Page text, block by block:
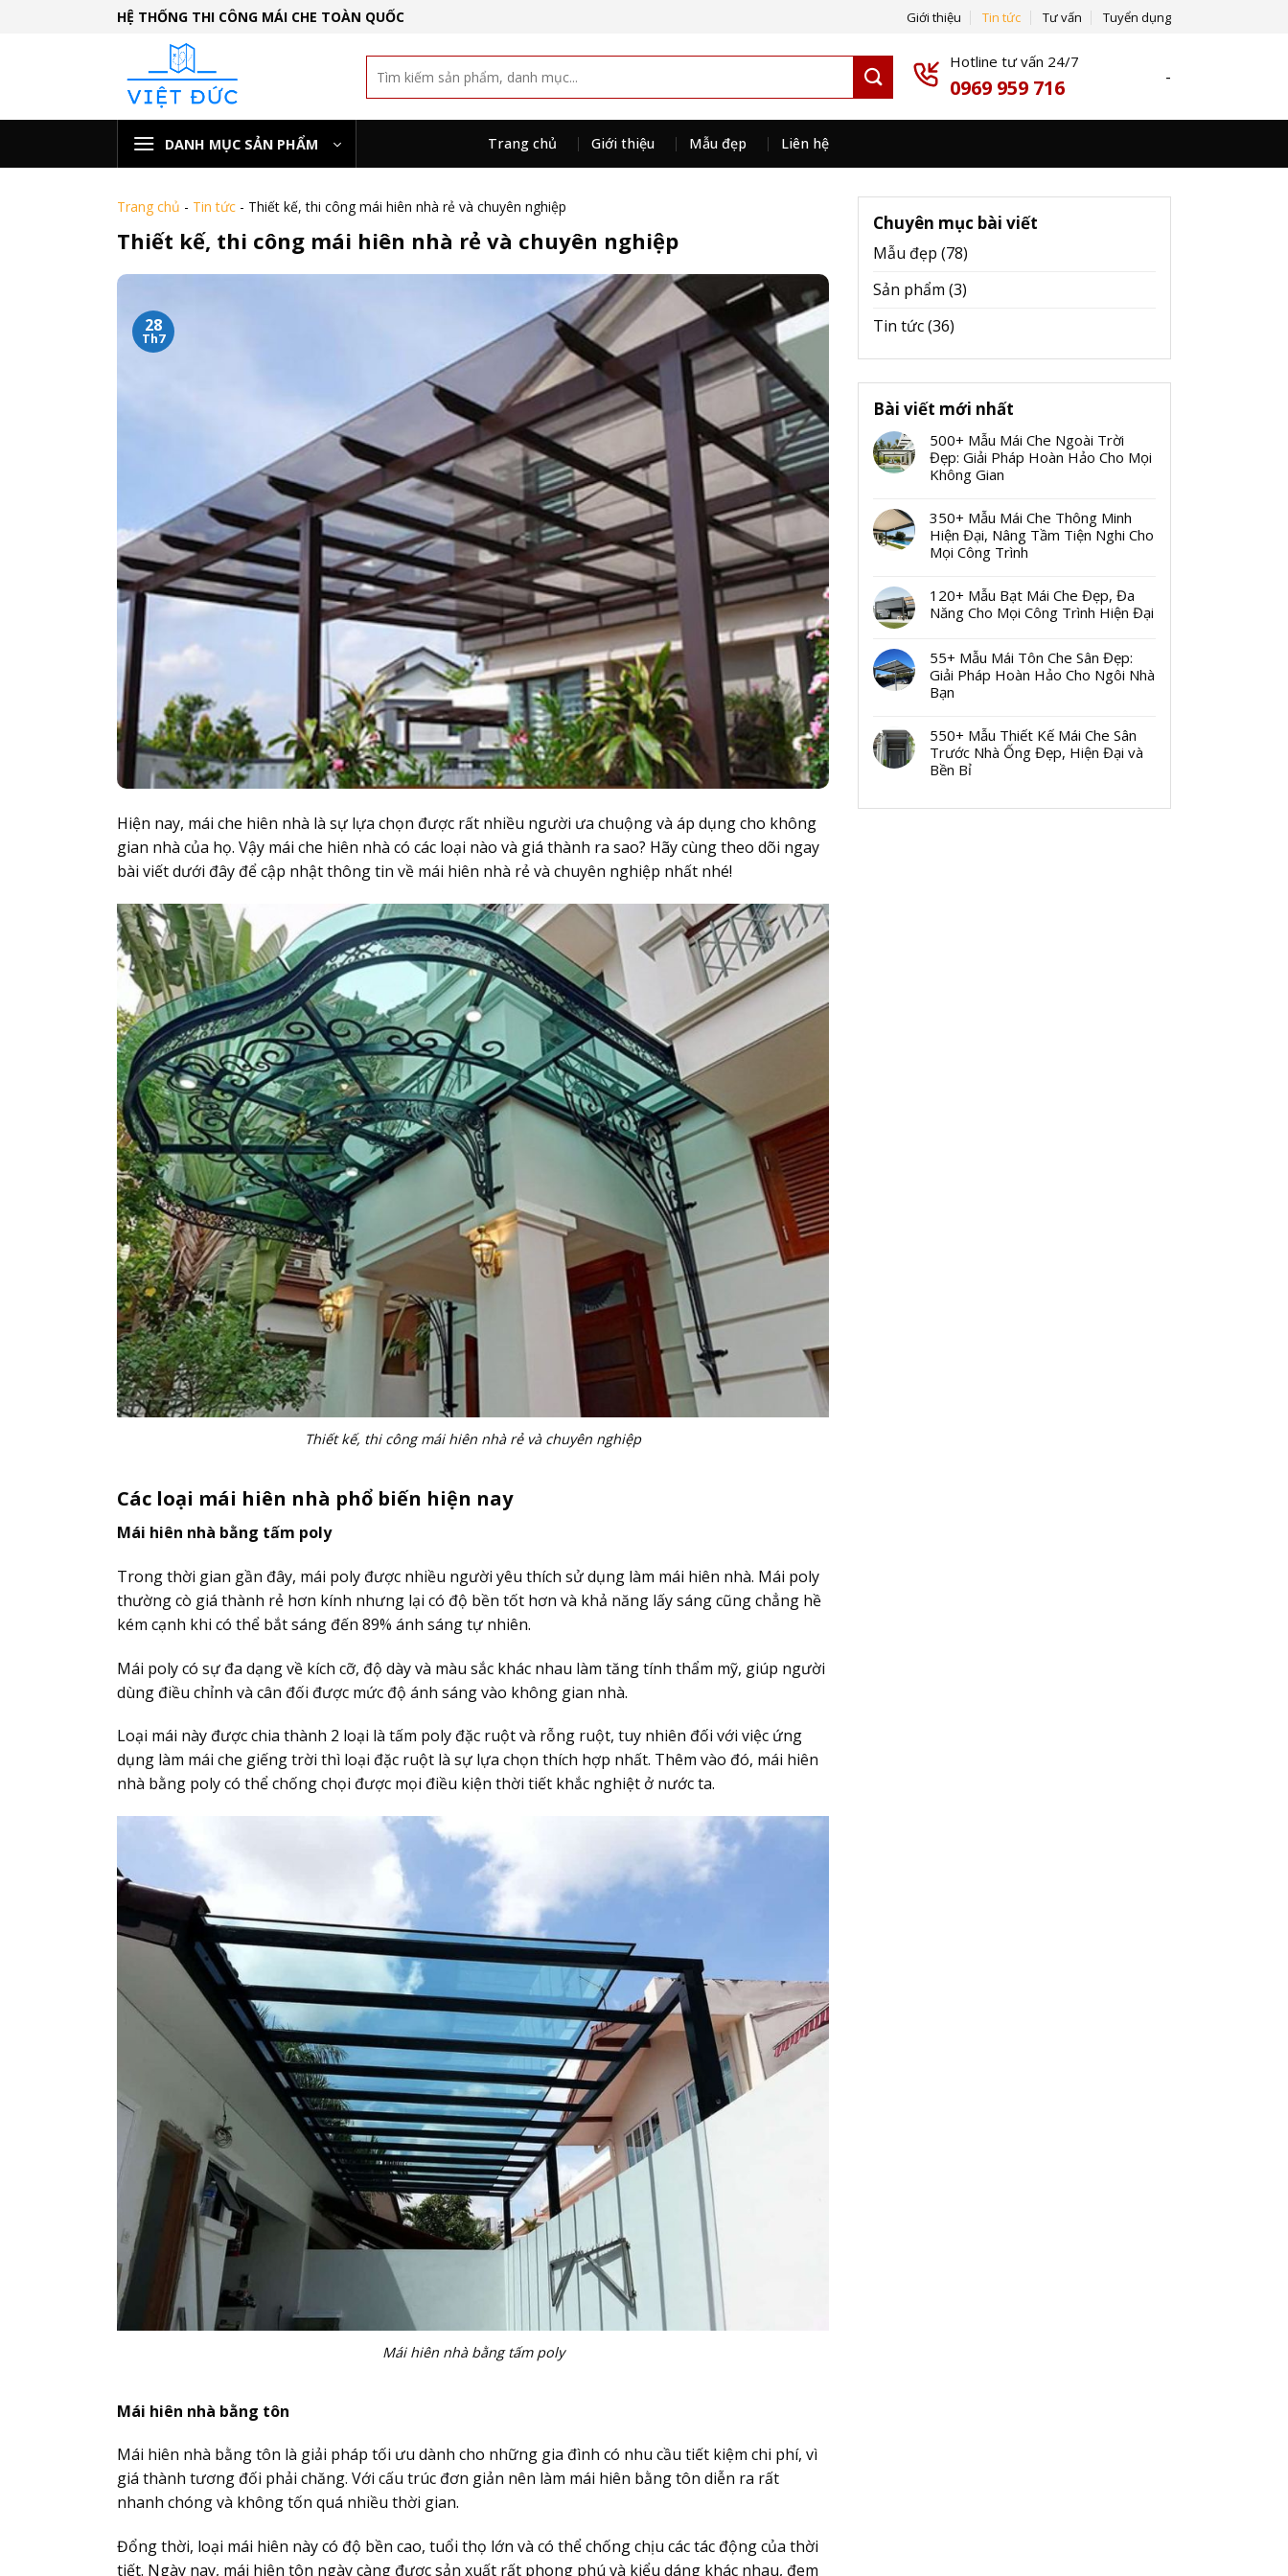
HỆ THỐNG THI CÔNG MÁI CHE TOÀN QUỐC Giới thiệu Tin tức Tư vấn Tuyển dụng
Hotline tư vấn 24/7
0969 959 716 -
DANH MỤC SẢN PHẨM Trang chủ Giới thiệu Mẫu đẹp Liên hệ
Trang chủ - Tin tức - Thiết kế, thi công mái hiên nhà rẻ và chuyên nghiệp
Thiết kế, thi công mái hiên nhà rẻ và chuyên nghiệp
28
Th7
Hiện nay, mái che hiên nhà là sự lựa chọn được rất nhiều người ưa chuộng và áp dụng cho không
gian nhà của họ. Vậy mái che hiên nhà có các loại nào và giá thành ra sao? Hãy cùng theo dõi ngay
bài viết dưới đây để cập nhật thông tin về mái hiên nhà rẻ và chuyên nghiệp nhất nhé!
Thiết kế, thi công mái hiên nhà rẻ và chuyên nghiệp
Các loại mái hiên nhà phổ biến hiện nay
Mái hiên nhà bằng tấm poly
Trong thời gian gần đây, mái poly được nhiều người yêu thích sử dụng làm mái hiên nhà. Mái poly
thường cò giá thành rẻ hơn kính nhưng lại có độ bền tốt hơn và khả năng lấy sáng cũng chẳng hề
kém cạnh khi có thể bắt sáng đến 89% ánh sáng tự nhiên.
Mái poly có sự đa dạng về kích cỡ, độ dày và màu sắc khác nhau làm tăng tính thẩm mỹ, giúp người
dùng điều chỉnh và cân đối được mức độ ánh sáng vào không gian nhà.
Loại mái này được chia thành 2 loại là tấm poly đặc ruột và rỗng ruột, tuy nhiên đối với việc ứng
dụng làm mái che giếng trời thì loại đặc ruột là sự lựa chọn thích hợp nhất. Thêm vào đó, mái hiên
nhà bằng poly có thể chống chọi được mọi điều kiện thời tiết khắc nghiệt ở nước ta.
Mái hiên nhà bằng tấm poly
Mái hiên nhà bằng tôn
Mái hiên nhà bằng tôn là giải pháp tối ưu dành cho những gia đình có nhu cầu tiết kiệm chi phí, vì
giá thành tương đối phải chăng. Với cấu trúc đơn giản nên làm mái hiên bằng tôn diễn ra rất
nhanh chóng và không tốn quá nhiều thời gian.
Đổng thời, loại mái hiên này có độ bền cao, tuổi thọ lớn và có thể chống chịu các tác động của thời
tiết. Ngày nay, mái hiên tôn ngày càng được sản xuất rất phong phú và kiểu dáng khác nhau, đem
Chuyên mục bài viết
Mẫu đẹp (78)
Sản phẩm (3)
Tin tức(36)
Bài viết mới nhất
500+ Mẫu Mái Che Ngoài Trời
Đẹp: Giải Pháp Hoàn Hảo Cho Mọi
Không Gian
350+ Mẫu Mái Che Thông Minh
Hiện Đại, Nâng Tầm Tiện Nghi Cho
Mọi Công Trình
120+ Mẫu Bạt Mái Che Đẹp, Đa
Năng Cho Mọi Công Trình Hiện Đại
55+ Mẫu Mái Tôn Che Sân Đẹp:
Giải Pháp Hoàn Hảo Cho Ngôi Nhà
Bạn
550+ Mẫu Thiết Kế Mái Che Sân
Trước Nhà Ống Đẹp, Hiện Đại và
Bền Bỉ